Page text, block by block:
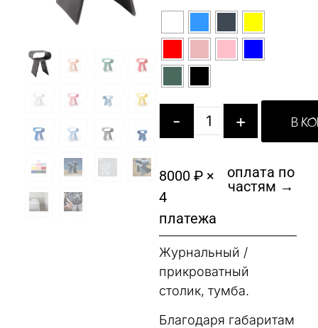
- + В
8000 ₽ ×
4
платежа
оплата по
частям →
Журнальный /
прикроватный
столик, тумба.
Благодаря габаритам